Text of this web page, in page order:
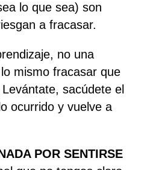
lo que sea) son
a fracasar.
no una
mismo fracasar que
sacúdete el
ocurrido y vuelve a
POR SENTIRSE